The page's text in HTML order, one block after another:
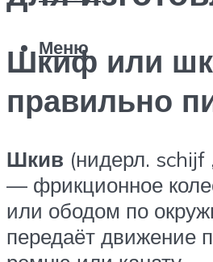
Меню
Шкиф или
правильно
Шкив (нидерл. schijf
— фрикционное
или ободом по
передаёт движение